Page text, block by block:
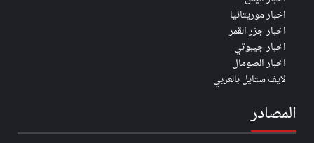
اخبار موريتانيا
اخبار جزر القمر
اخبار جيبوتي
اخبار الصومال
لايف ستايل بالعربي
المصادر